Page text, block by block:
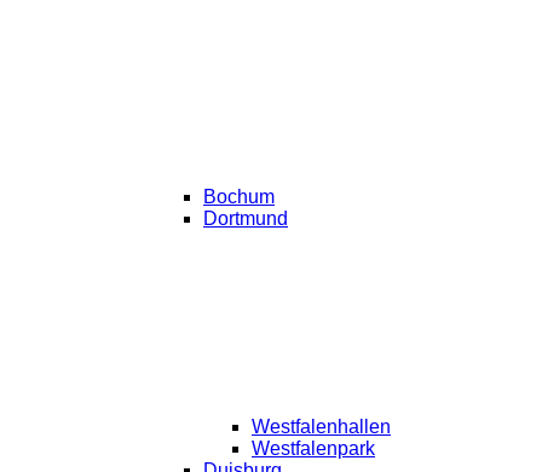
Bochum
Dortmund
Westfalenhallen
Westfalenpark